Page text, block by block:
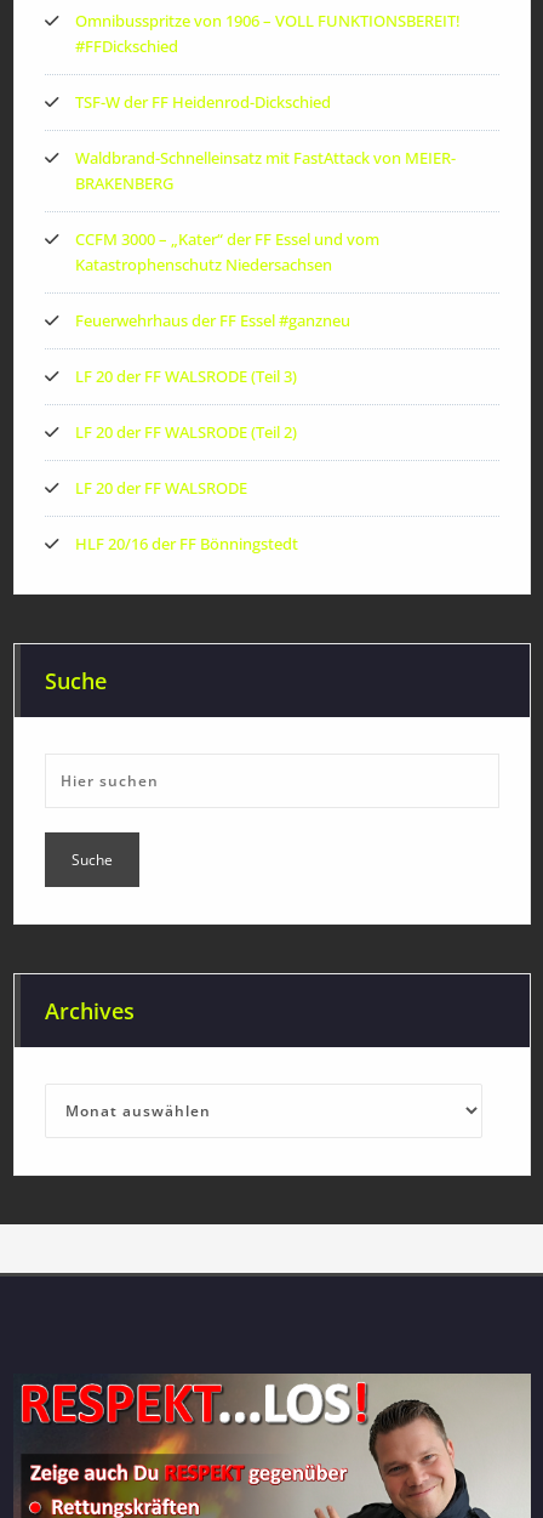
Omnibusspritze von 1906 – VOLL FUNKTIONSBEREIT!
#FFDickschied
TSF-W der FF Heidenrod-Dickschied
Waldbrand-Schnelleinsatz mit FastAttack von MEIER-
BRAKENBERG
CCFM 3000 – „Kater“ der FF Essel und vom
Katastrophenschutz Niedersachsen
Feuerwehrhaus der FF Essel #ganzneu
LF 20 der FF WALSRODE (Teil 3)
LF 20 der FF WALSRODE (Teil 2)
LF 20 der FF WALSRODE
HLF 20/16 der FF Bönningstedt
Suche
Archives